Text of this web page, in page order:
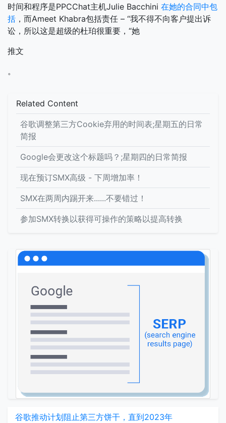
时间和程序是PPCChat主机Julie Bacchini 在她的合同中包
括 ，而Ameet Khabra包括责任 – “我不得不向客户提出诉
讼，所以这是超级的杜珀很重要，“她
推文
。
Related Content
谷歌调整第三方Cookie弃用的时间表;星期五的日常
简报
Google会更改这个标题吗？;星期四的日常简报
现在预订SMX高级 - 下周增加率！
SMX在两周内踢开来......不要错过！
参加SMX转换以获得可操作的策略以提高转换
谷歌推动计划阻止第三方饼干，直到2023年